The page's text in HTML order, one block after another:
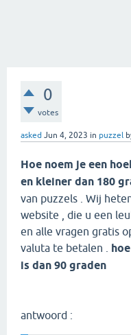
0
votes
asked Jun 4, 2023 in puzzel
Hoe noem je een
en kleiner dan 180
van puzzels . Wij
website , die u een
en alle vragen gratis
valuta te betalen .
is dan 90 graden
antwoord :